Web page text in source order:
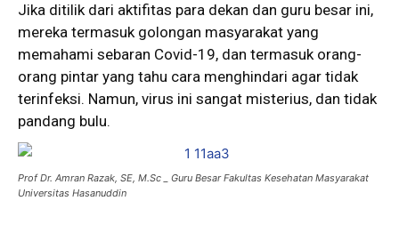
Jika ditilik dari aktifitas para dekan dan guru besar ini,
mereka termasuk golongan masyarakat yang
memahami sebaran Covid-19, dan termasuk orang-
orang pintar yang tahu cara menghindari agar tidak
terinfeksi. Namun, virus ini sangat misterius, dan tidak
pandang bulu.
Prof Dr. Amran Razak, SE, M.Sc _ Guru Besar Fakultas Kesehatan Masyarakat
Universitas Hasanuddin